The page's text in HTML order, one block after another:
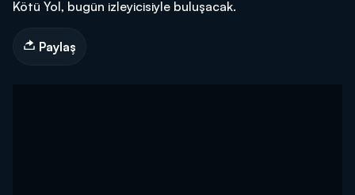
Kötü Yol, bugün izleyicisiyle buluşacak.
Paylaş